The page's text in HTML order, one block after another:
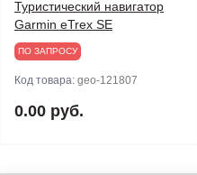
Туристический навигатор
Garmin eTrex SE
ПО ЗАПРОСУ
Код товара: geo-121807
0.00 руб.